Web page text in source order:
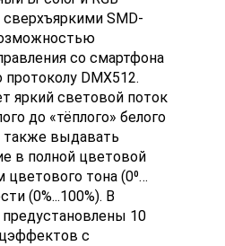
SMD-
со смартфона
DMX512.
яркий световой поток
до «тёплого» белого
также выдавать
в полной цветовой
цветового тона (0⁰…
(0%...100%). В
10
с